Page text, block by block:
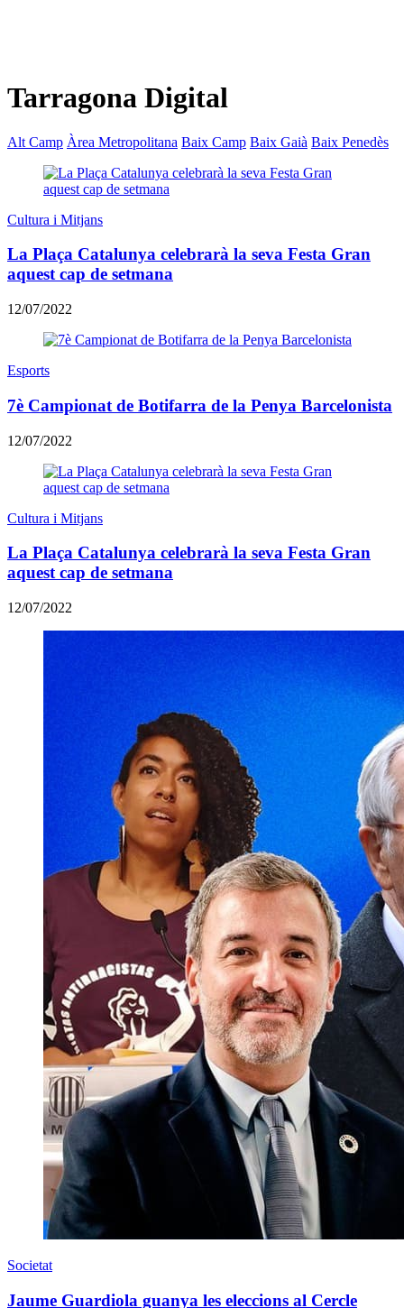
Tarragona Digital
Alt Camp Àrea Metropolitana Baix Camp Baix Gaià Baix Penedès
Cultura i Mitjans
La Plaça Catalunya celebrarà la seva Festa Gran
aquest cap de setmana
12/07/2022
Esports
​7è Campionat de Botifarra de la Penya Barcelonista
12/07/2022
Cultura i Mitjans
La Plaça Catalunya celebrarà la seva Festa Gran
aquest cap de setmana
12/07/2022
Societat
Jaume Guardiola guanya les eleccions al Cercle